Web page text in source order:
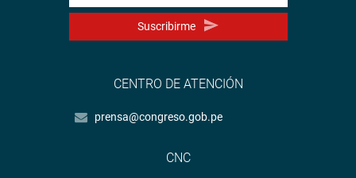
Suscribirme
CENTRO DE ATENCIÓN
prensa@congreso.gob.pe
CNC